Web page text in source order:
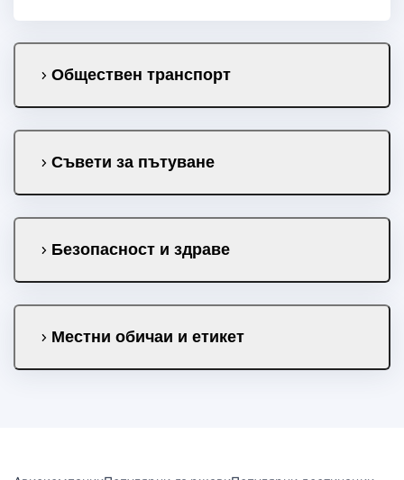
Обществен транспорт
Съвети за пътуване
Безопасност и здраве
Местни обичаи и етикет